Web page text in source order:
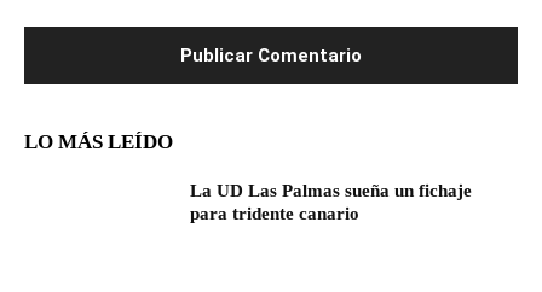
LO MÁS LEÍDO
La UD Las Palmas sueña un fichaje
para tridente canario